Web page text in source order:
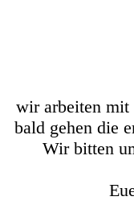
wir arbeiten mit
bald gehen die
Wir bitten